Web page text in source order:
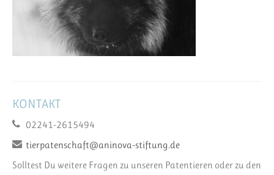
KONTAKT
02241-2615494
tierpatenschaft@aninova-stiftung.de
Solltest Du weitere Fragen zu unseren Patentieren oder zu den